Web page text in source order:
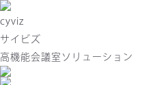
cyviz
サイビズ
高機能会議室ソリューション